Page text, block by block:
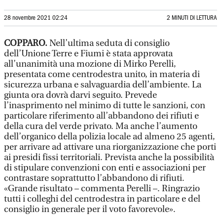
28 novembre 2021 02:24 2 MINUTI DI LETTURA
COPPARO.Nell’ultima seduta di consiglio
dell’Unione Terre e Fiumi è stata approvata
all’unanimità una mozione di Mirko Perelli,
presentata come centrodestra unito, in materia di
sicurezza urbana e salvaguardia dell’ambiente. La
giunta ora dovrà darvi seguito. Prevede
l’inasprimento nel minimo di tutte le sanzioni, con
particolare riferimento all’abbandono dei rifiuti e
della cura del verde privato. Ma anche l’aumento
dell’organico della polizia locale ad almeno 25 agenti,
per arrivare ad attivare una riorganizzazione che porti
ai presidi fissi territoriali. Prevista anche la possibilità
di stipulare convenzioni con enti e associazioni per
contrastare soprattutto l’abbandono di rifiuti.
«Grande risultato – commenta Perelli –. Ringrazio
tutti i colleghi del centrodestra in particolare e del
consiglio in generale per il voto favorevole».